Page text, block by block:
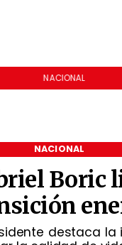
NACIONAL
Boric
destaca
NACIONAL